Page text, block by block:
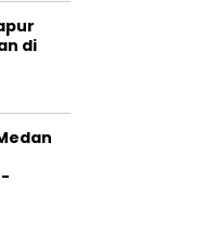
di